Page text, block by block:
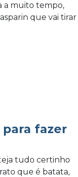
a muito tempo,
que vai tirar
para fazer
tudo certinho
que é batata,